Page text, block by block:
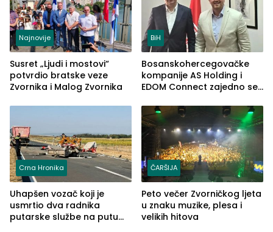
Najnovije
Susret „Ljudi i mostovi“
potvrdio bratske veze
Zvornika i Malog Zvornika
BiH
Bosanskohercegovačke
kompanije AS Holding i
EDOM Connect zajedno se
Crna Hronika
Uhapšen vozač koji je
usmrtio dva radnika
putarske službe na putu
ČARŠIJA
Peto večer Zvorničkog ljeta
u znaku muzike, plesa i
velikih hitova